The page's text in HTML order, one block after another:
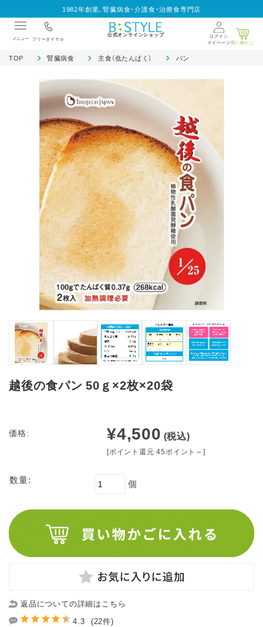
1982年創業、腎臓病食・介護食・治療食専門店
メニュー フリーダイヤル
公式オンラインショップ
ログイン
マイページ買い物かご
TOP 腎臓病食 主食（低たんぱく） パン
越後の食パン 50ｇ×2枚×20袋
価格: ¥4,500 (税込)
[ポイント還元 45ポイント～]
数量: 個
返品についての詳細はこちら
4.3 (22件)